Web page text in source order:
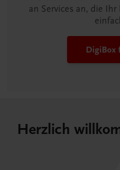
an Services an, die
DigiBox
Herzlich